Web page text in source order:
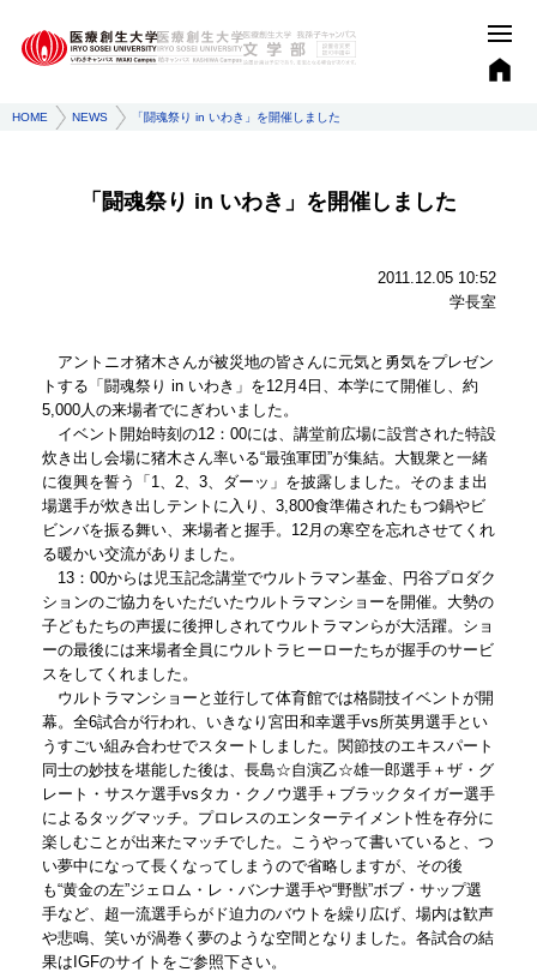
HOME NEWS 「闘魂祭り in いわき」を開催しました
「闘魂祭り in いわき」を開催しました
2011.12.05 10:52
学長室
アントニオ猪木さんが被災地の皆さんに元気と勇気をプレゼン
トする「闘魂祭り in いわき」を12月4日、本学にて開催し、約
5,000人の来場者でにぎわいました。
イベント開始時刻の12：00には、講堂前広場に設営された特設
炊き出し会場に猪木さん率いる“最強軍団”が集結。大観衆と一緒
に復興を誓う「1、2、3、ダーッ」を披露しました。そのまま出
場選手が炊き出しテントに入り、3,800食準備されたもつ鍋やビ
ビンバを振る舞い、来場者と握手。12月の寒空を忘れさせてくれ
る暖かい交流がありました。
13：00からは児玉記念講堂でウルトラマン基金、円谷プロダク
ションのご協力をいただいたウルトラマンショーを開催。大勢の
子どもたちの声援に後押しされてウルトラマンらが大活躍。ショ
ーの最後には来場者全員にウルトラヒーローたちが握手のサービ
スをしてくれました。
ウルトラマンショーと並行して体育館では格闘技イベントが開
幕。全6試合が行われ、いきなり宮田和幸選手vs所英男選手とい
うすごい組み合わせでスタートしました。関節技のエキスパート
同士の妙技を堪能した後は、長島☆自演乙☆雄一郎選手＋ザ・グ
レート・サスケ選手vsタカ・クノウ選手＋ブラックタイガー選手
によるタッグマッチ。プロレスのエンターテイメント性を存分に
楽しむことが出来たマッチでした。こうやって書いていると、つ
い夢中になって長くなってしまうので省略しますが、その後
も“黄金の左”ジェロム・レ・バンナ選手や“野獣”ボブ・サップ選
手など、超一流選手らがド迫力のバウトを繰り広げ、場内は歓声
や悲鳴、笑いが渦巻く夢のような空間となりました。各試合の結
果はIGFのサイトをご参照下さい。